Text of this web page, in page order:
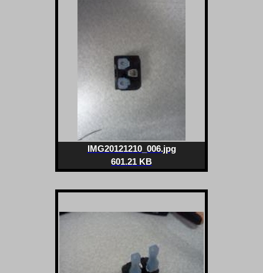
IMG20121210_006.jpg
601.21 KB